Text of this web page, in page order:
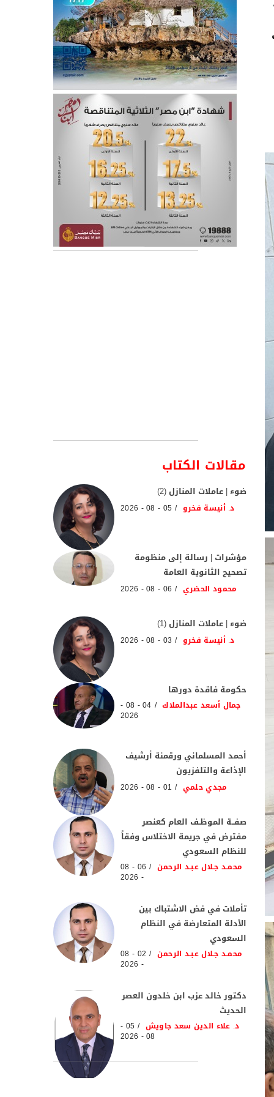
مقالات الكتاب
ضوء | عاملات المنازل (2)
د. أنيسة فخرو 05 - 08 - 2026
مؤشرات | رسالة إلى منظومة
تصحيح الثانوية العامة
محمود الحضري 06 - 08 - 2026
ضوء | عاملات المنازل (1)
د. أنيسة فخرو 03 - 08 - 2026
حكومة فاقدة دورها
جمال أسعد عبدالملاك 04 - 08 -
2026
أحمد المسلماني ورقمنة أرشيف
الإذاعة والتلفزيون
مجدي حلمي 01 - 08 - 2026
صفــة الموظـف العام كعنصر
مفترض في جريمة الاختلاس وفقاً
للنظام السعودي
محمـد جـلال عبـد الرحمن 06 - 08
- 2026
تأملات في فض الاشتباك بين
الأدلة المتعارضة في النظام
السعودي
محمـد جـلال عبـد الرحمن 02 - 08
- 2026
دكتور خالد عزب ابن خلدون العصر
الحديث
د. علاء الدين سعد جاويش 05 -
08 - 2026